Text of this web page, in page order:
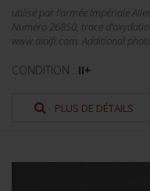
utilisé par l'armée Impériale
Numéro 26850, trace
www.aiolfi.com. Additional
CONDITION : II+
PLUS DE DÉTAILS